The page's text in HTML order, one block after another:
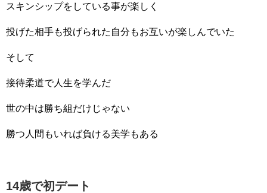
スキンシップをしている事が楽しく
投げた相手も投げられた自分もお互いが楽しんでいた
そして
接待柔道で人生を学んだ
世の中は勝ち組だけじゃない
勝つ人間もいれば負ける美学もある
14歳で初デート